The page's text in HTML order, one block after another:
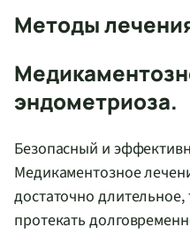
Методы
эндометриоза.
Безопасный и
Медикаментозное
достаточно длительное,
протекать